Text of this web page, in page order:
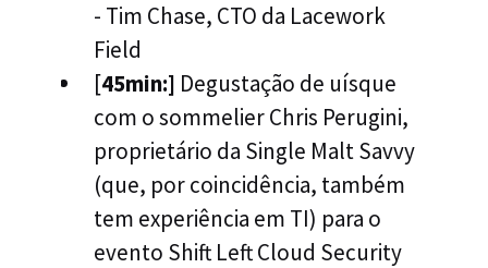
- Tim Chase, CTO da Lacework
Field
[45min:] Degustação de uísque
com o sommelier Chris Perugini,
proprietário da Single Malt Savvy
(que, por coincidência, também
tem experiência em TI) para o
evento Shift Left Cloud Security